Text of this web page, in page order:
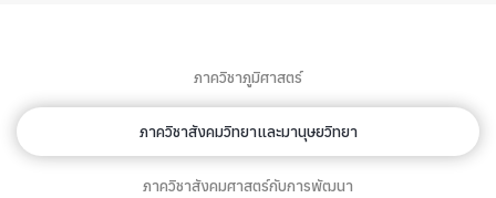
ภาควิชาภูมิศาสตร์
ภาควิชาสังคมวิทยาและมานุษยวิทยา
ภาควิชาสังคมศาสตร์กับการพัฒนา